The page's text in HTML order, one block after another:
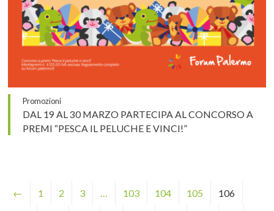
Promozioni
DAL 19 AL 30 MARZO PARTECIPA AL CONCORSO A
PREMI “PESCA IL PELUCHE E VINCI!”
← 1 2 3 … 103 104 105 106